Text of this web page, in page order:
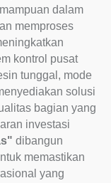
dalam
memproses
kontrol pusat
tunggal, mode
solusi
bagian yang
investasi
dibangun
memastikan
yang